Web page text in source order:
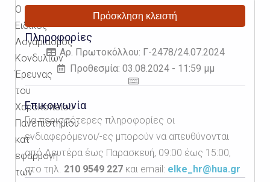
Ο
Ειδικός
Λογαριασμός
Κονδυλίων
Έρευνας
του
Χαροκοπείου
Πανεπιστημίου
κατ’
εφαρμογή
των
Πρόσκληση κλειστή
Πληροφορίες
Αρ. Πρωτοκόλλου: Γ-2478/24.07.2024
Προθεσμία: 03.08.2024 - 11:59 μμ
Επικοινωνία
Για περισσότερες πληροφορίες οι
ενδιαφερόμενοι/-ες μπορούν να απευθύνονται
από Δευτέρα έως Παρασκευή, 09:00 έως 15:00,
στο τηλ. 210 9549 227 και email: elke_hr@hua.gr